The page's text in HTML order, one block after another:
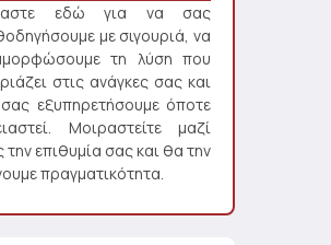
εδώ για να σας
με σιγουριά, να
τη λύση που
στις ανάγκες σας και
εξυπηρετήσουμε όποτε
Μοιραστείτε μαζί
την επιθυμία σας και θα την
πραγματικότητα.